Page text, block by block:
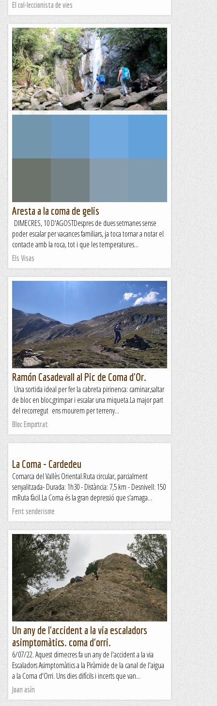
El col·leccionista de vies
recorregut del Camí dels Enginyers, avui...
Aresta a la coma de gelis
DIMECRES, 10 D'AGOSTDespres de dues setmanes sense
poder escalar per vacances familiars, ja toca tornar a notar el
contacte amb la roca, tot i que les temperatures...
Els Visas
Ramón Casadevall al Pic de Coma d'Or.
Una sortida ideal per fer la cabreta pirinenca: caminar,saltar
de bloc en bloc,grimpar i escalar una miqueta.La major part
del recorregut ens mourem per terreny...
Bloc Empotrat
La Coma - Cardedeu
Comarca del Vallès Oriental.Ruta circular, parcialment
senyalitzada- Durada: 1h30 - Distància: 7,5 km - Desnivell: 150
mRuta fàcil.La Coma és la gran depressió que s'amaga...
Fent senderisme
Un any de l'accident a la via escaladors
asimptomàtics. coma d'orri.
6/07/22. Aquest dimecres fa un any de l'accident a la via
Escaladors Asimptomàtics a la Piràmide de la canal de l'aigua
a la Coma d'Orri. Uns dies difícils i incerts que van...
Joan asín